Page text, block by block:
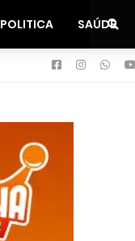
POLITICA SAÚDE